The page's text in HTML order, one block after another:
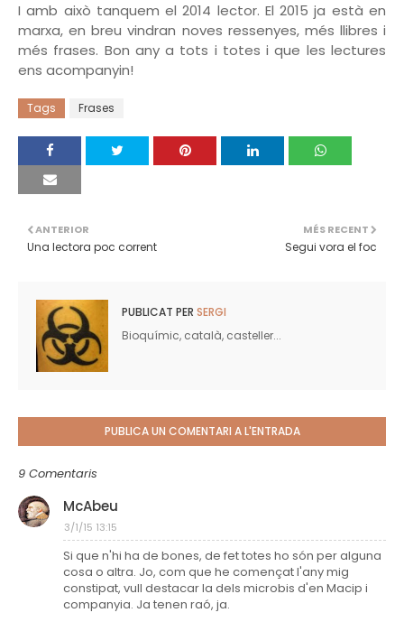
I amb això tanquem el 2014 lector. El 2015 ja està en
marxa, en breu vindran noves ressenyes, més llibres i
més frases. Bon any a tots i totes i que les lectures
ens acompanyin!
Tags Frases
MÉS RECENT
Segui vora el foc
ANTERIOR
Una lectora poc corrent
PUBLICAT PER SERGI
Bioquímic, català, casteller...
PUBLICA UN COMENTARI A L'ENTRADA
9 Comentaris
McAbeu
3/1/15 13:15
Si que n'hi ha de bones, de fet totes ho són per alguna
cosa o altra. Jo, com que he començat l'any mig
constipat, vull destacar la dels microbis d'en Macip i
companyia. Ja tenen raó, ja.